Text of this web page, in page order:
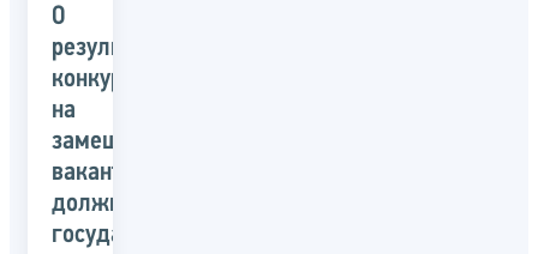
О
результатах
конкурса
на
замещение
вакантных
должностей
государственной